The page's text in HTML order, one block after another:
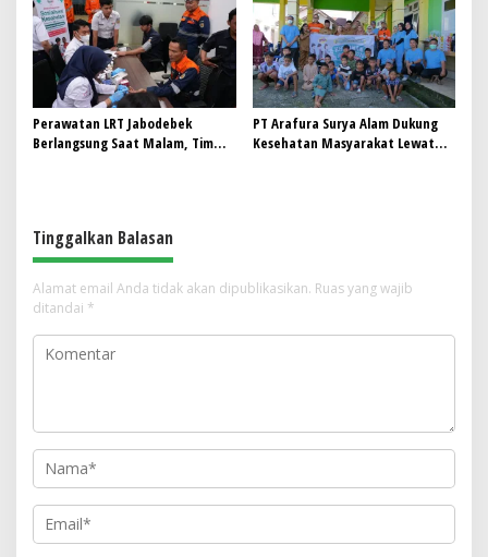
Avenza Maps di Way Kanan
Perawatan LRT Jabodebek
Berlangsung Saat Malam, Tim
PT Arafura Surya Alam Dukung
Kesehatan Masyarakat Lewat
Tinggalkan Balasan
Alamat email Anda tidak akan dipublikasikan. Ruas yang wajib
ditandai *